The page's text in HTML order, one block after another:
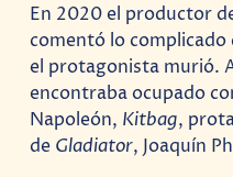
En 2020 el productor
comentó lo complicado
el protagonista murió.
encontraba ocupado
Napoleón, Kitbag,
de Gladiator, Joaquín